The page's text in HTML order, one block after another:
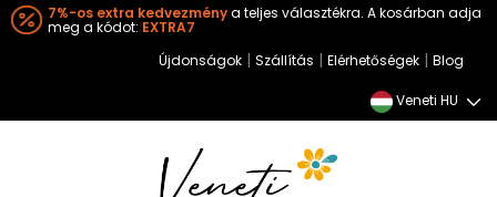
7%-os extra kedvezménya teljes választékra. A kosárban adja
meg a kódot: EXTRA7
Újdonságok | Szállítás | Elérhetőségek | Blog
Veneti HU